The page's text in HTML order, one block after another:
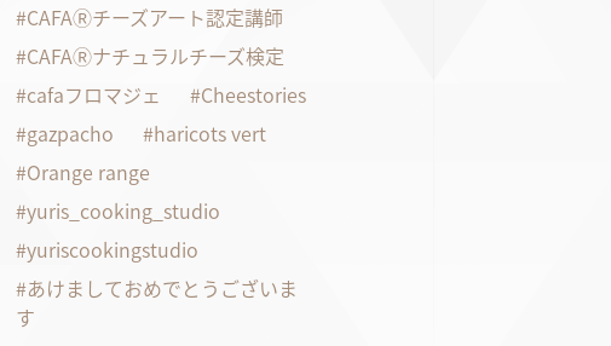
CAFAⓇチーズアート認定講師
CAFAⓇナチュラルチーズ検定
cafaフロマジェ
Cheestories
gazpacho
haricots vert
Orange range
yuris_cooking_studio
yuriscookingstudio
あけましておめでとうございま
す